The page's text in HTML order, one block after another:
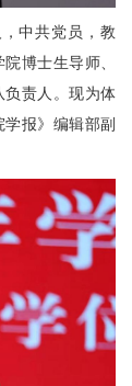
中共党员，教
博士生导师、
负责人。现为体
报》编辑部副